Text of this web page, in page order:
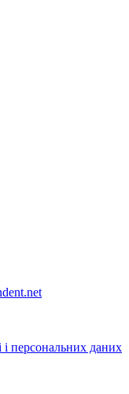
і персональних даних